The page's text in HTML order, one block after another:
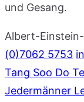
und Gesang.
Albert-
(0)7062 5753
Tang Soo Do
Jedermänner